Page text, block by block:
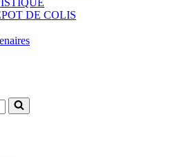
DE COLIS